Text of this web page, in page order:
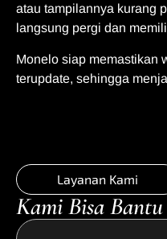
atau tampilannya kurang
langsung pergi dan
Monelo siap memastikan
terupdate, sehingga
Layanan Kami
Kami Bisa